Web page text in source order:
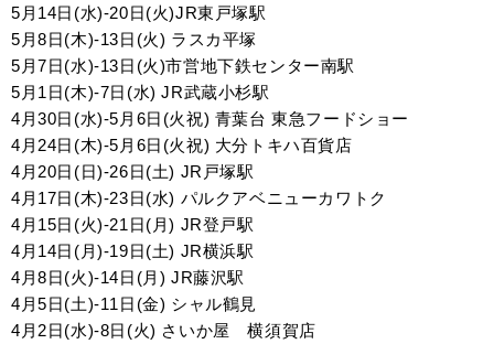
5月14日(水)-20日(火)JR東戸塚駅
5月8日(木)-13日(火) ラスカ平塚
5月7日(水)-13日(火)市営地下鉄センター南駅
5月1日(木)-7日(水) JR武蔵小杉駅
4月30日(水)-5月6日(火祝) 青葉台 東急フードショー
4月24日(木)-5月6日(火祝) 大分トキハ百貨店
4月20日(日)-26日(土) JR戸塚駅
4月17日(木)-23日(水) パルクアベニューカワトク
4月15日(火)-21日(月) JR登戸駅
4月14日(月)-19日(土) JR横浜駅
4月8日(火)-14日(月) JR藤沢駅
4月5日(土)-11日(金) シャル鶴見
4月2日(水)-8日(火) さいか屋 横須賀店